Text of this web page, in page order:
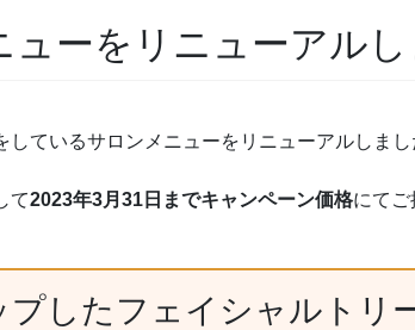
ューをリニューアルし
しているサロンメニューをリニューアルしまし
て2023年3月31日までキャンペーン価格にてご
プしたフェイシャルトリ